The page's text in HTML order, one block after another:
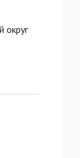
округ